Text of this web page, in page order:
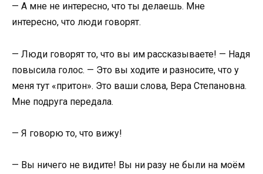
— А мне не интересно, что ты делаешь. Мне
интересно, что люди говорят.
— Люди говорят то, что вы им рассказываете! — Надя
повысила голос. — Это вы ходите и разносите, что у
меня тут «притон». Это ваши слова, Вера Степановна.
Мне подруга передала.
— Я говорю то, что вижу!
— Вы ничего не видите! Вы ни разу не были на моём